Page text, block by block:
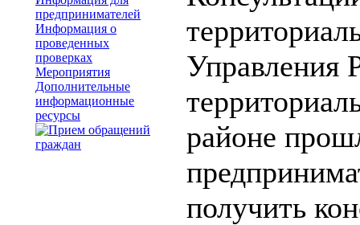
предпринимателей
Информация о
проведенных
проверках
Мероприятия
Дополнительные
информационные
ресурсы
Управления
районе
получить